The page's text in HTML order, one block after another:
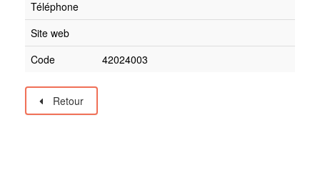
Téléphone
Site web
Code
42024003
Retour